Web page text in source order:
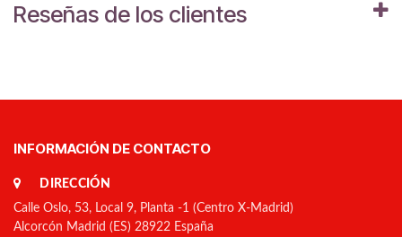
Reseñas de los clientes
INFORMACIÓN DE CONTACTO
DIRECCIÓN
Calle Oslo, 53, Local 9, Planta -1 (Centro X-Madrid)
Alcorcón Madrid (ES) 28922 España